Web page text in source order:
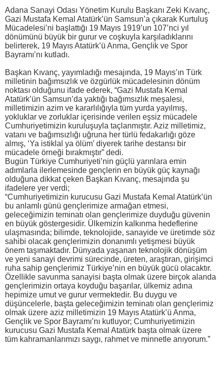
Adana Sanayi Odası Yönetim Kurulu Başkanı Zeki Kıvanç,
Gazi Mustafa Kemal Atatürk’ün Samsun’a çıkarak Kurtuluş
Mücadelesi’ni başlattığı 19 Mayıs 1919’un 107’nci yıl
dönümünü büyük bir gurur ve coşkuyla karşıladıklarını
belirterek, 19 Mayıs Atatürk’ü Anma, Gençlik ve Spor
Bayramı’nı kutladı.
Başkan Kıvanç, yayımladığı mesajında, 19 Mayıs’ın Türk
milletinin bağımsızlık ve özgürlük mücadelesinin dönüm
noktası olduğunu ifade ederek, “Gazi Mustafa Kemal
Atatürk’ün Samsun’da yaktığı bağımsızlık meşalesi,
milletimizin azim ve kararlılığıyla tüm yurda yayılmış,
yokluklar ve zorluklar içerisinde verilen eşsiz mücadele
Cumhuriyetimizin kuruluşuyla taçlanmıştır. Aziz milletimiz,
vatanı ve bağımsızlığı uğruna her türlü fedakarlığı göze
almış, ‘Ya istiklal ya ölüm’ diyerek tarihe destansı bir
mücadele örneği bırakmıştır” dedi.
Bugün Türkiye Cumhuriyeti’nin güçlü yarınlara emin
adımlarla ilerlemesinde gençlerin en büyük güç kaynağı
olduğuna dikkat çeken Başkan Kıvanç, mesajında şu
ifadelere yer verdi;
“Cumhuriyetimizin kurucusu Gazi Mustafa Kemal Atatürk’ün
bu anlamlı günü gençlerimize armağan etmesi,
geleceğimizin teminatı olan gençlerimize duyduğu güvenin
en büyük göstergesidir. Ülkemizin kalkınma hedeflerine
ulaşmasında; bilimde, teknolojide, sanayide ve üretimde söz
sahibi olacak gençlerimizin donanımlı yetişmesi büyük
önem taşımaktadır. Dünyada yaşanan teknolojik dönüşüm
ve yeni sanayi devrimi sürecinde, üreten, araştıran, girişimci
ruha sahip gençlerimiz Türkiye’nin en büyük gücü olacaktır.
Özellikle savunma sanayisi başta olmak üzere birçok alanda
gençlerimizin ortaya koyduğu başarılar, ülkemiz adına
hepimize umut ve gurur vermektedir. Bu duygu ve
düşüncelerle, başta geleceğimizin teminatı olan gençlerimiz
olmak üzere aziz milletimizin 19 Mayıs Atatürk’ü Anma,
Gençlik ve Spor Bayramı’nı kutluyor; Cumhuriyetimizin
kurucusu Gazi Mustafa Kemal Atatürk başta olmak üzere
tüm kahramanlarımızı saygı, rahmet ve minnetle anıyorum.”